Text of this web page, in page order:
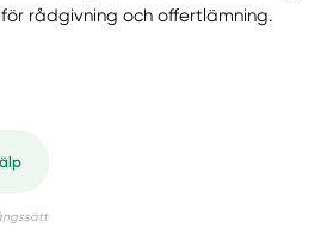
för rådgivning och offertlämning.